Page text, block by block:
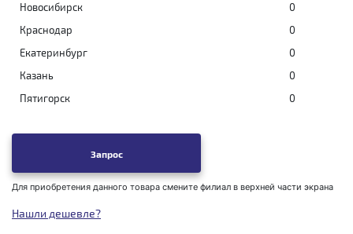
Новосибирск
0
Краснодар
0
Екатеринбург
0
Казань
0
Пятигорск
0
Запрос
Для приобретения данного товара смените филиал в верхней части экрана
Нашли дешевле?